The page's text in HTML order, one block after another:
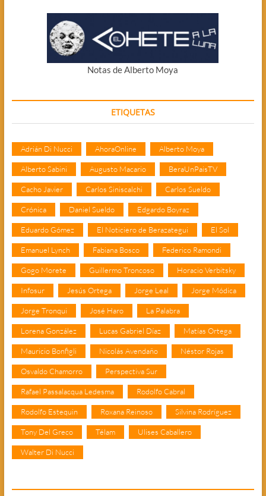
Notas de Alberto Moya
ETIQUETAS
Adrián Di Nucci AhoraOnline Alberto Moya
Alberto Sabini Augusto Macario BeraUnPaisTV
Cacho Javier Carlos Siniscalchi Carlos Sueldo
Crónica Daniel Sueldo Edgardo Boyraz
Eduardo Gómez El Noticiero de Berazategui El Sol
Emanuel Lynch Fabiana Bosco Federico Ramondi
Gogo Morete Guillermo Troncoso Horacio Verbitsky
Infosur Jesús Ortega Jorge Leal Jorge Módica
Jorge Tronqui José Haro La Palabra
Lorena González Lucas Gabriel Díaz Matías Ortega
Mauricio Bonfigli Nicolás Avendaño Néstor Rojas
Osvaldo Chamorro Perspectiva Sur
Rafael Passalacqua Ledesma Rodolfo Cabral
Rodolfo Estequin Roxana Reinoso Silvina Rodríguez
Tony Del Greco Télam Ulises Caballero
Walter Di Nucci